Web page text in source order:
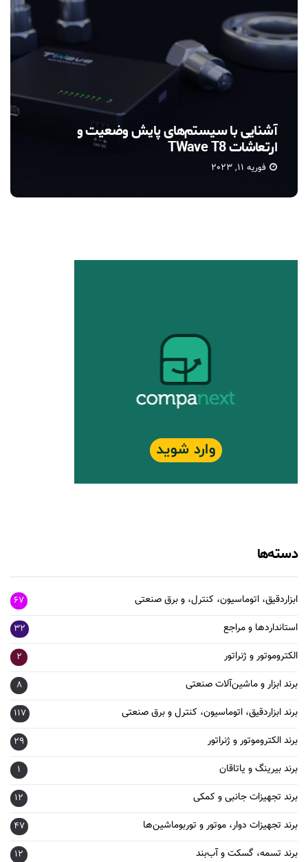
تی ویو (TWave)
فوریه 10, 2023
دسته‌ها
ابزاردقیق، اتوماسیون، کنترل، و برق صنعتی 67
استانداردها و مراجع 32
الکتروموتور و ژنراتور 2
برند ابزار و ماشین‌آلات صنعتی 8
برند ابزاردقیق، اتوماسیون، کنترل و برق صنعتی 117
برند الکتروموتور و ژنراتور 29
برند بیرینگ و یاتاقان 1
برند تجهیزات جانبی و کمکی 12
برند تجهیزات دوار، موتور و توربوماشین‌ها 47
برند تسمه، گسکت و آب‌بند 12